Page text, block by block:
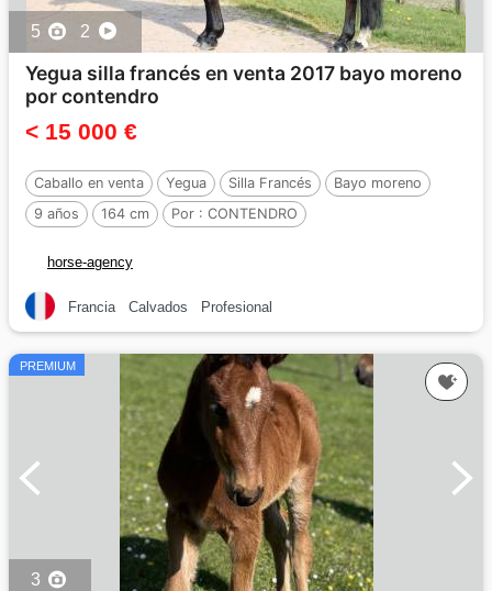
5 2
Yegua silla francés en venta 2017 bayo moreno
por contendro
< 15 000 €
Caballo en venta Yegua Silla Francés
Bayo moreno
9 años
164 cm Por : CONTENDRO
horse-agency
Francia Calvados Profesional
PREMIUM
3